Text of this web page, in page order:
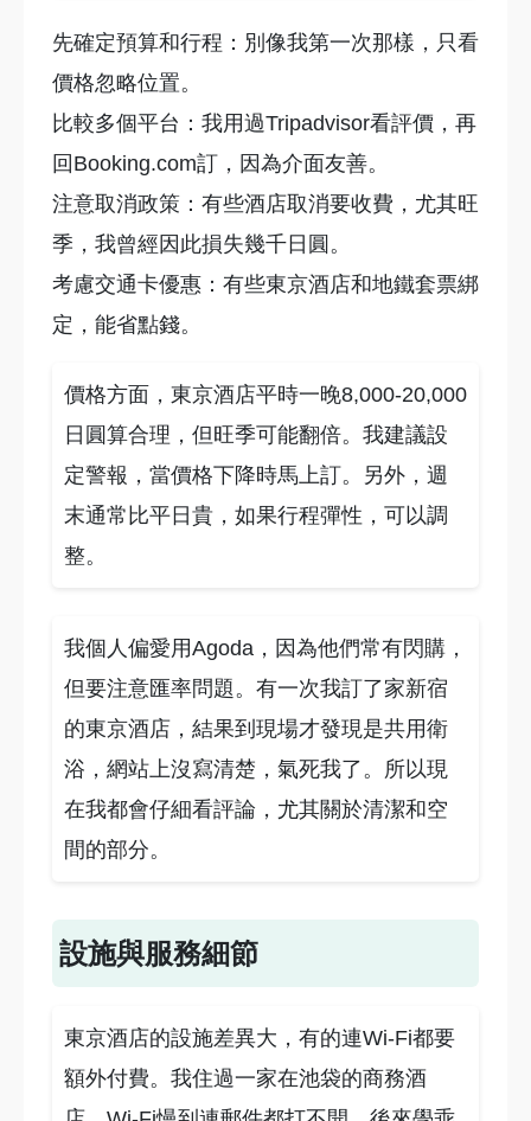
先確定預算和行程：別像我第一次那樣，只看
價格忽略位置。
比較多個平台：我用過Tripadvisor看評價，再
回Booking.com訂，因為介面友善。
注意取消政策：有些酒店取消要收費，尤其旺
季，我曾經因此損失幾千日圓。
考慮交通卡優惠：有些東京酒店和地鐵套票綁
定，能省點錢。
價格方面，東京酒店平時一晚8,000-20,000
日圓算合理，但旺季可能翻倍。我建議設
定警報，當價格下降時馬上訂。另外，週
末通常比平日貴，如果行程彈性，可以調
整。
我個人偏愛用Agoda，因為他們常有閃購，
但要注意匯率問題。有一次我訂了家新宿
的東京酒店，結果到現場才發現是共用衛
浴，網站上沒寫清楚，氣死我了。所以現
在我都會仔細看評論，尤其關於清潔和空
間的部分。
設施與服務細節
東京酒店的設施差異大，有的連Wi-Fi都要
額外付費。我住過一家在池袋的商務酒